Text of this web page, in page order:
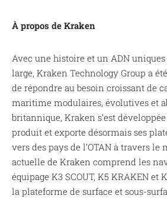
À propos de Kraken
Avec une histoire et un ADN
large, Kraken Technology Group a
de répondre au besoin croissant de
maritime modulaires, évolutives et
britannique, Kraken s’est
produit et exporte désormais ses
vers des pays de l’OTAN à travers le
actuelle de Kraken comprend les
équipage K3 SCOUT, K5 KRAKEN et
la plateforme de surface et sous-